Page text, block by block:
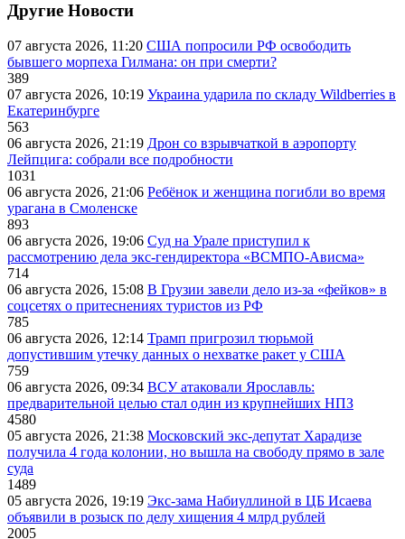
Другие Новости
07 августа 2026, 11:20 США попросили РФ освободить
бывшего морпеха Гилмана: он при смерти?
389
07 августа 2026, 10:19 Украина ударила по складу Wildberries в
Екатеринбурге
563
06 августа 2026, 21:19 Дрон со взрывчаткой в аэропорту
Лейпцига: собрали все подробности
1031
06 августа 2026, 21:06 Ребёнок и женщина погибли во время
урагана в Смоленске
893
06 августа 2026, 19:06 Суд на Урале приступил к
рассмотрению дела экс-гендиректора «ВСМПО-Ависма»
714
06 августа 2026, 15:08 В Грузии завели дело из-за «фейков» в
соцсетях о притеснениях туристов из РФ
785
06 августа 2026, 12:14 Трамп пригрозил тюрьмой
допустившим утечку данных о нехватке ракет у США
759
06 августа 2026, 09:34 ВСУ атаковали Ярославль:
предварительной целью стал один из крупнейших НПЗ
4580
05 августа 2026, 21:38 Московский экс-депутат Харадизе
получила 4 года колонии, но вышла на свободу прямо в зале
суда
1489
05 августа 2026, 19:19 Экс-зама Набиуллиной в ЦБ Исаева
объявили в розыск по делу хищения 4 млрд рублей
2005